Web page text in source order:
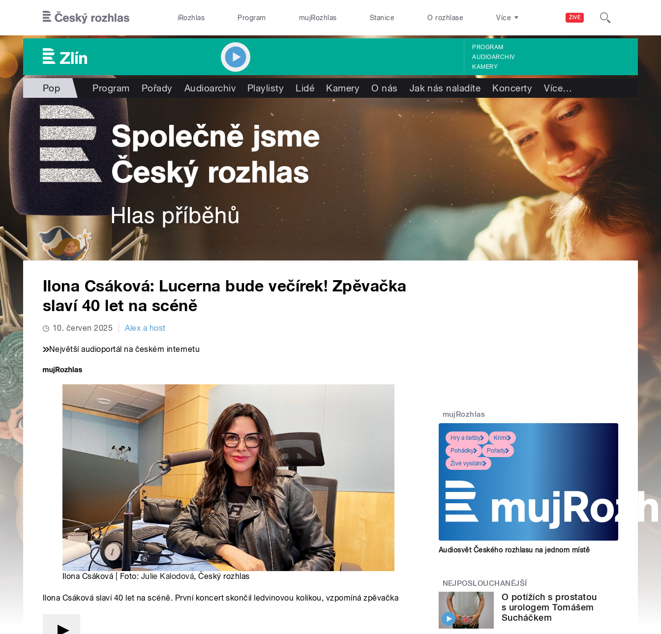
ŽIVĚ
iRozhlas Program mujRozhlas Stanice O rozhlase Více
PROGRAM
AUDIOARCHIV
KAMERY
Pop Program Pořady Audioarchiv Playlisty Lidé Kamery O nás Jak nás naladíte Koncerty Více…
Ilona Csáková: Lucerna bude večírek! Zpěvačka
slaví 40 let na scéně
10. červen 2025 Alex a host
Největší audioportál na českém internetu
Ilona Csáková | Foto: Julie Kalodová, Český rozhlas
Ilona Csáková slaví 40 let na scéně. První koncert skončil ledvinovou kolikou, vzpomíná zpěvačka
mujRozhlas
Hry a četby
Krimi
Pohádky
Pořady
Živé vysílání
Audiosvět Českého rozhlasu na jednom místě
NEJPOSLOUCHANĚJŠÍ
O potížích s prostatou
s urologem Tomášem
Sucháčkem